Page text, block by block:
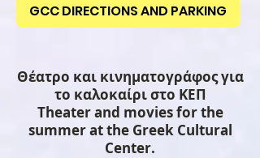
GCC DIRECTIONS AND PARKING
Θέατρο και κινηματογράφος για
το καλοκαίρι στο ΚΕΠ
Theater and movies for the
summer at the Greek Cultural
Center.